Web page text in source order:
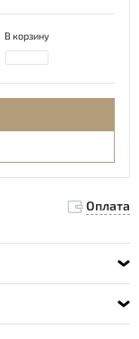
В корзину
Оплата